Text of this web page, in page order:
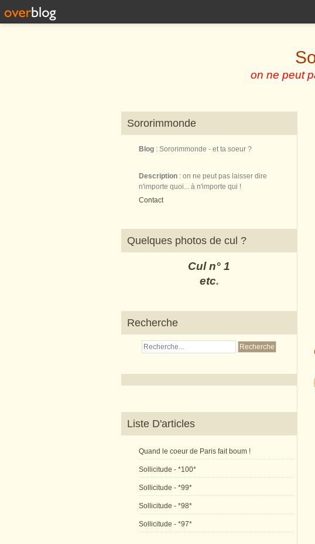
on ne peut
Sororimmonde
Blog : Sororimmonde - et ta soeur ?
Description : on ne peut pas laisser dire
n'importe quoi... à n'importe qui !
Contact
Quelques photos de cul ?
Cul n° 1
etc.
Recherche
Liste D'articles
Quand le coeur de Paris fait boum !
Sollicitude - *100*
Sollicitude - *99*
Sollicitude - *98*
Sollicitude - *97*